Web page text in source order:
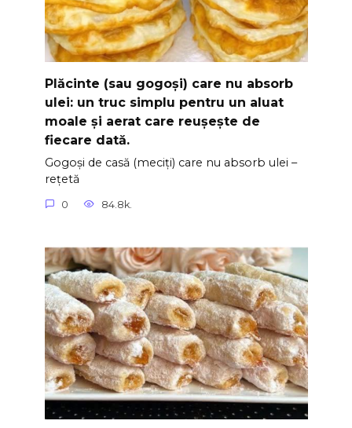
Plăcinte (sau gogoși) care nu absorb
ulei: un truc simplu pentru un aluat
moale și aerat care reușește de
fiecare dată.
Gogoși de casă (meciți) care nu absorb ulei –
rețetă
0 84.8k.